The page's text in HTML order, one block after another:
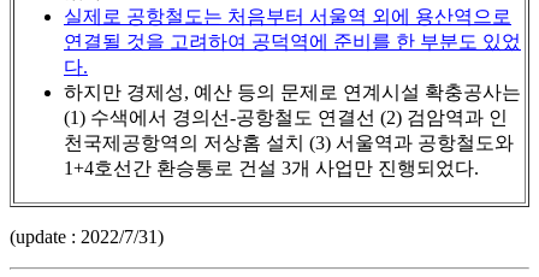
실제로 공항철도는 처음부터 서울역 외에 용산역으로
연결될 것을 고려하여 공덕역에 준비를 한 부분도 있었
다.
하지만 경제성, 예산 등의 문제로 연계시설 확충공사는
(1) 수색에서 경의선-공항철도 연결선 (2) 검암역과 인
천국제공항역의 저상홈 설치 (3) 서울역과 공항철도와
1+4호선간 환승통로 건설 3개 사업만 진행되었다.
(update : 2022/7/31)